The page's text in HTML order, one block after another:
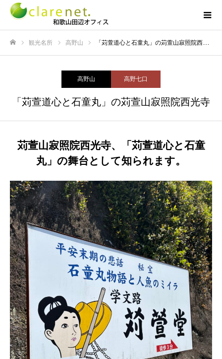
観光名所 高野山 「苅萱道心と石童丸」の苅萱山寂照院西光寺
高野山 高野七口
「苅萱道心と石童丸」の苅萱山寂照院西光寺
苅萱山寂照院西光寺、「苅萱道心と石童
丸」の舞台として知られます。